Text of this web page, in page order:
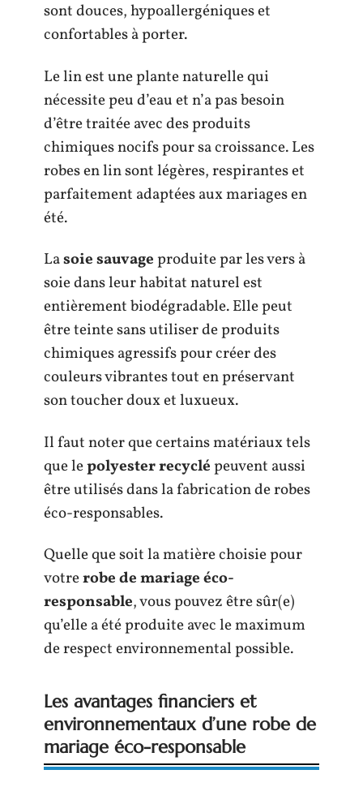
sont douces, hypoallergéniques et
confortables à porter.
Le lin est une plante naturelle qui
nécessite peu d’eau et n’a pas besoin
d’être traitée avec des produits
chimiques nocifs pour sa croissance. Les
robes en lin sont légères, respirantes et
parfaitement adaptées aux mariages en
été.
Lasoie sauvageproduite par les vers à
soie dans leur habitat naturel est
entièrement biodégradable. Elle peut
être teinte sans utiliser de produits
chimiques agressifs pour créer des
couleurs vibrantes tout en préservant
son toucher doux et luxueux.
Il faut noter que certains matériaux tels
que lepolyester recyclépeuvent aussi
être utilisés dans la fabrication de robes
éco-responsables.
Quelle que soit la matière choisie pour
votrerobe de mariage éco-
responsable, vous pouvez être sûr(e)
qu’elle a été produite avec le maximum
de respect environnemental possible.
Les avantages financiers et
environnementaux d’une robe de
mariage éco-responsable